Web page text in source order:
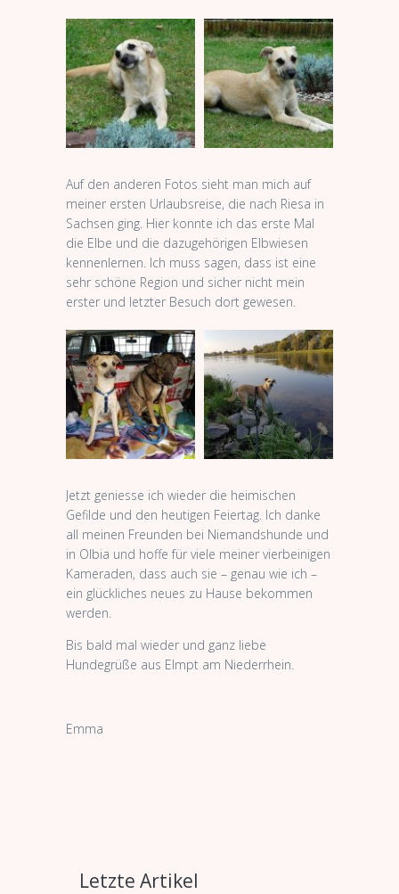
Auf den anderen Fotos sieht man mich auf
meiner ersten Urlaubsreise, die nach Riesa in
Sachsen ging. Hier konnte ich das erste Mal
die Elbe und die dazugehörigen Elbwiesen
kennenlernen. Ich muss sagen, dass ist eine
sehr schöne Region und sicher nicht mein
erster und letzter Besuch dort gewesen.
Jetzt geniesse ich wieder die heimischen
Gefilde und den heutigen Feiertag. Ich danke
all meinen Freunden bei Niemandshunde und
in Olbia und hoffe für viele meiner vierbeinigen
Kameraden, dass auch sie – genau wie ich –
ein glückliches neues zu Hause bekommen
werden.
Bis bald mal wieder und ganz liebe
Hundegrüße aus Elmpt am Niederrhein.
Emma
Letzte Artikel